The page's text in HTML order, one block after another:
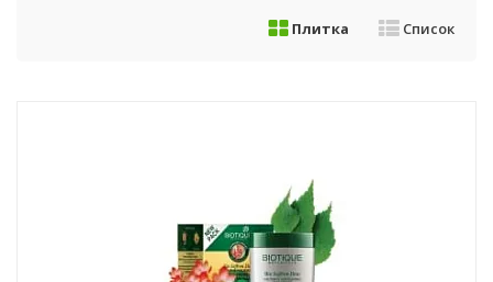
Плитка Список